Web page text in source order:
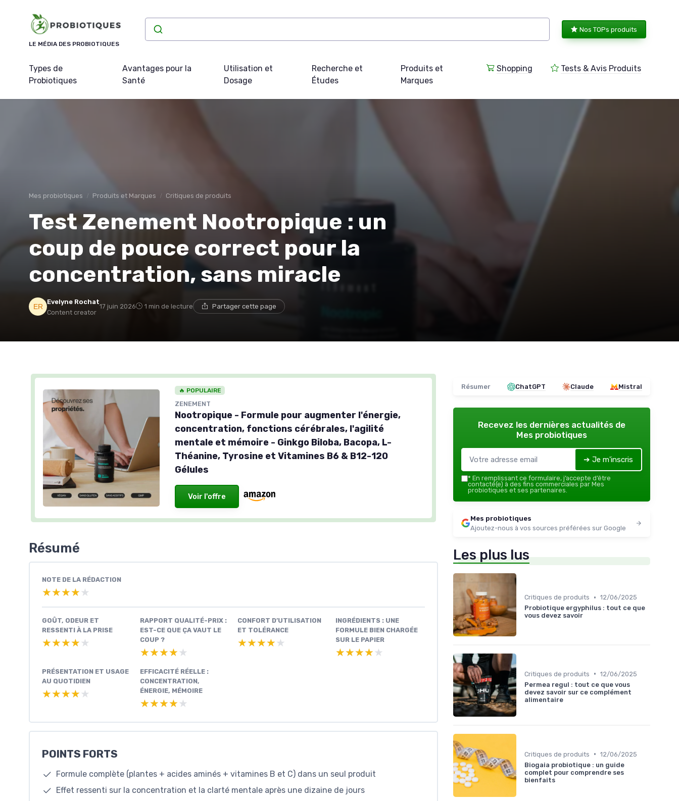
LE MÉDIA DES PROBIOTIQUES
Nos TOPs produits
Types de
Probiotiques
Avantages pour la
Santé
Utilisation et
Dosage
Recherche et
Études
Produits et
Marques
Shopping Tests & Avis Produits
Mes probiotiques Produits et Marques Critiques de produits
Test Zenement Nootropique : un
coup de pouce correct pour la
concentration, sans miracle
Evelyne Rochat
Content creator
17 juin 2026 1 min de lecture Partager cette page
🔥 POPULAIRE
ZENEMENT
Nootropique - Formule pour augmenter l'énergie,
concentration, fonctions cérébrales, l'agilité
mentale et mémoire - Ginkgo Biloba, Bacopa, L-
Théanine, Tyrosine et Vitamines B6 & B12-120
Gélules
Voir l'offre
Résumé
NOTE DE LA RÉDACTION
★★★★★
★★★★★
GOÛT, ODEUR ET
RESSENTI À LA PRISE
★★★★★
★★★★★
RAPPORT QUALITÉ-PRIX :
EST-CE QUE ÇA VAUT LE
COUP ?
★★★★★
★★★★★
CONFORT D’UTILISATION
ET TOLÉRANCE
★★★★★
★★★★★
INGRÉDIENTS : UNE
FORMULE BIEN CHARGÉE
SUR LE PAPIER
★★★★★
★★★★★
PRÉSENTATION ET USAGE
AU QUOTIDIEN
★★★★★
★★★★★
EFFICACITÉ RÉELLE :
CONCENTRATION,
ÉNERGIE, MÉMOIRE
★★★★★
★★★★★
POINTS FORTS
Formule complète (plantes + acides aminés + vitamines B et C) dans un seul produit
Effet ressenti sur la concentration et la clarté mentale après une dizaine de jours
Résumer ChatGPT Claude Mistral
Recevez les dernières actualités de
Mes probiotiques
➔ Je m'inscris
* En remplissant ce formulaire, j’accepte d’être
contacté(e) à des fins commerciales par Mes
probiotiques et ses partenaires.
Mes probiotiques
Ajoutez-nous à vos sources préférées sur Google
Les plus lus
Critiques de produits • 12/06/2025
Probiotique ergyphilus : tout ce que
vous devez savoir
Critiques de produits • 12/06/2025
Permea regul : tout ce que vous
devez savoir sur ce complément
alimentaire
Critiques de produits • 12/06/2025
Biogaia probiotique : un guide
complet pour comprendre ses
bienfaits